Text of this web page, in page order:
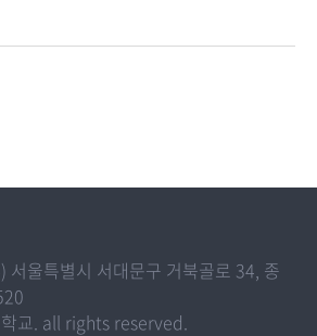
서울특별시 서대문구 거북골로 34, 종
교. all rights reserved.